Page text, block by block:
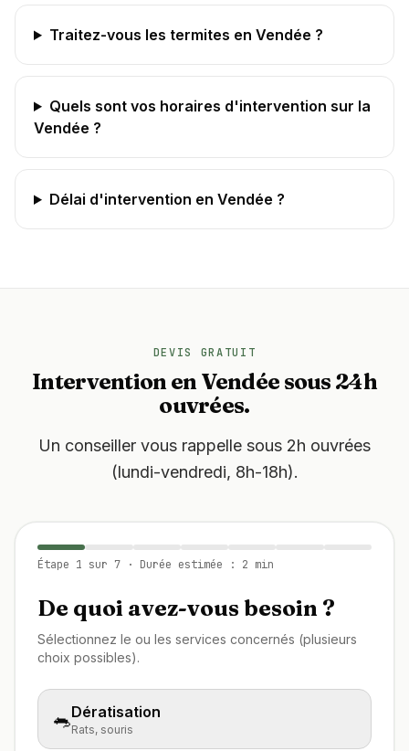
Traitez-vous les termites en Vendée ?
Quels sont vos horaires d'intervention sur la
Vendée ?
Délai d'intervention en Vendée ?
DEVIS GRATUIT
Intervention en Vendée sous 24h
ouvrées.
Un conseiller vous rappelle sous 2h ouvrées
(lundi-vendredi, 8h-18h).
Étape 1 sur 7 · Durée estimée : 2 min
De quoi avez-vous besoin ?
Sélectionnez le ou les services concernés (plusieurs
choix possibles).
🐀Dératisation
Rats, souris